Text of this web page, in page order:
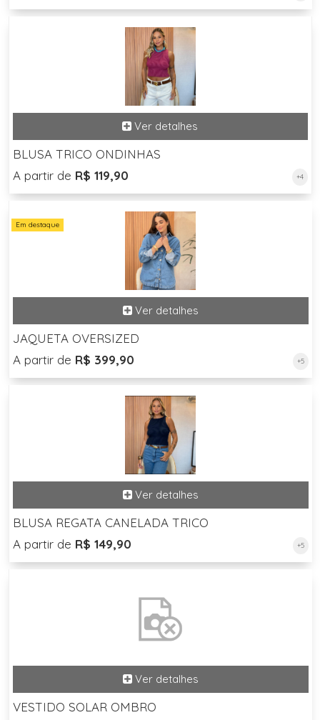
BLUSA TRICO ONDINHAS
A partir de R$ 119,90 +4
Em destaque
JAQUETA OVERSIZED
A partir de R$ 399,90 +5
BLUSA REGATA CANELADA TRICO
A partir de R$ 149,90 +5
VESTIDO SOLAR OMBRO